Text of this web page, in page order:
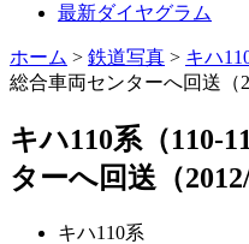
最新ダイヤグラム
ホーム > 鉄道写真 > キハ
総合車両センターへ回送（
キハ110系（110-
ターへ回送（2012/
キハ110系